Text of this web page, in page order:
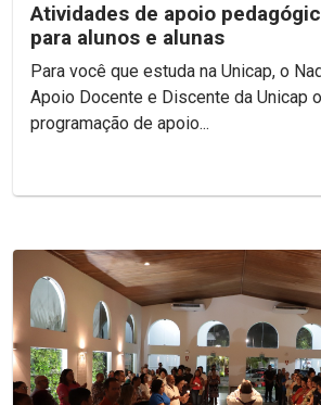
Atividades de apoio
para alunos e alunas
Para você que estuda na Unicap, o
Apoio Docente e Discente da Unicap
programação de apoio...